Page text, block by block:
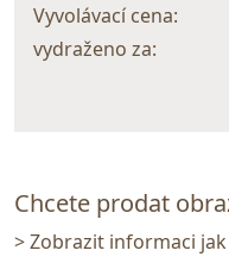
Vyvolávací cena:
vydraženo za:
Chcete prodat
> Zobrazit informaci